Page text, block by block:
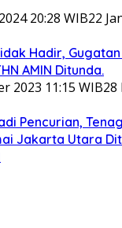
20:28 WIB22
Hadir, Gugatan
AMIN Ditunda.
2023 11:15 WIB28
Pencurian,
Jakarta Utara